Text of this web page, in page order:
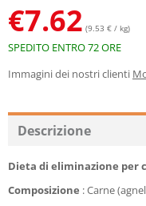
€7.62 (9.53 € / kg)
SPEDITO ENTRO 72 ORE
Immagini dei nostri clienti
Descrizione
Dieta di eliminazione per
Composizione : Carne